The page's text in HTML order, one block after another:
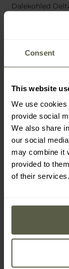
Consent
This website
We use
provide social
We also share
our social
may combine it
provided to
of their services.
Dalekohled
Discovery
2 129 Kč
PowerView